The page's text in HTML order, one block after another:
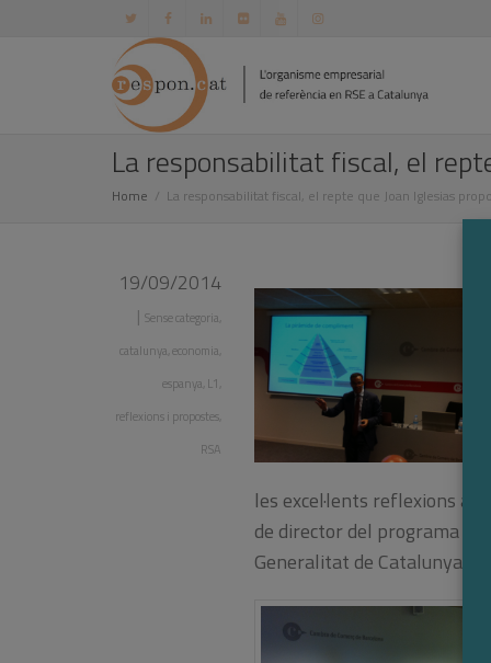
La responsabilitat fiscal, el
Home La responsabilitat fiscal, el repte que Joan Iglesias
19/09/2014
| Sense categoria
catalunya economia
espanya L1
reflexions i propostes
RSA
les excel·lents reflexions
de director del programa
Generalitat de Catalunya.